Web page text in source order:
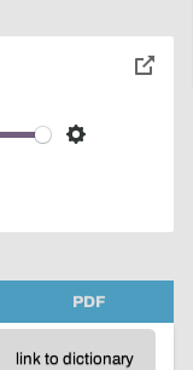
Settings
toggle
PDF
link to dictionary